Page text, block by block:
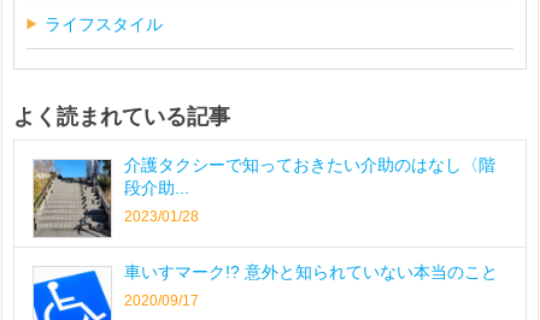
ライフスタイル
よく読まれている記事
介護タクシーで知っておきたい介助のはなし〈階
段介助...
2023/01/28
車いすマーク!? 意外と知られていない本当のこと
2020/09/17